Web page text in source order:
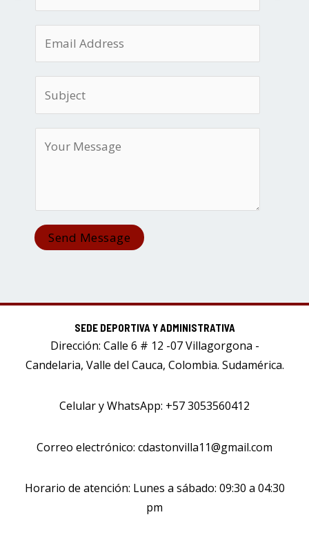
Send Message
SEDE DEPORTIVA Y ADMINISTRATIVA
Dirección: Calle 6 # 12 -07 Villagorgona -
Candelaria, Valle del Cauca, Colombia. Sudamérica.
Celular y WhatsApp: +57 3053560412
Correo electrónico: cdastonvilla11@gmail.com
Horario de atención: Lunes a sábado: 09:30 a 04:30
pm